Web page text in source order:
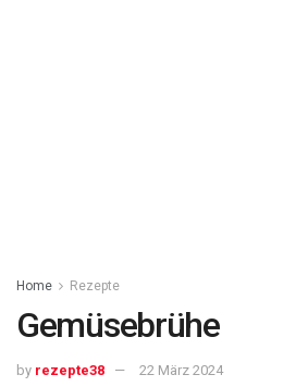
Home Rezepte
Gemüsebrühe
by rezepte38 22 März 2024